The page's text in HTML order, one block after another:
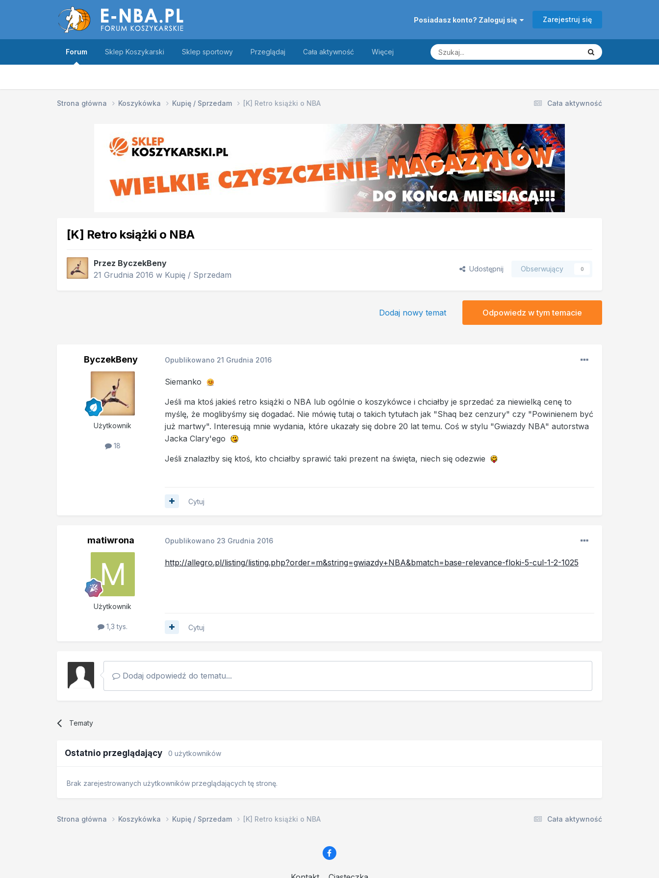
Posiadasz konto? Zaloguj się Zarejestruj się
Forum Sklep Koszykarski Sklep sportowy Przeglądaj Cała aktywność Więcej
Cała aktywność
Strona główna Koszykówka Kupię / Sprzedam [K] Retro książki o NBA
[K] Retro książki o NBA
Przez ByczekBeny
21 Grudnia 2016 w Kupię / Sprzedam
Udostępnij Obserwujący 0
Odpowiedz w tym temacie
Dodaj nowy temat
ByczekBeny
Użytkownik
18
Opublikowano 21 Grudnia 2016
Siemanko
Jeśli ma ktoś jakieś retro książki o NBA lub ogólnie o koszykówce i chciałby je sprzedać za niewielką cenę to
myślę, że moglibyśmy się dogadać. Nie mówię tutaj o takich tytułach jak "Shaq bez cenzury" czy "Powinienem być
już martwy". Interesują mnie wydania, które ukazały się dobre 20 lat temu. Coś w stylu "Gwiazdy NBA" autorstwa
Jacka Clary'ego
Jeśli znalazłby się ktoś, kto chciałby sprawić taki prezent na święta, niech się odezwie
Cytuj
matiwrona
Użytkownik
1,3 tys.
Opublikowano 23 Grudnia 2016
http://allegro.pl/listing/listing.php?order=m&string=gwiazdy+NBA&bmatch=base-relevance-floki-5-cul-1-2-1025
Cytuj
Dodaj odpowiedź do tematu...
Tematy
Ostatnio przeglądający 0 użytkowników
Brak zarejestrowanych użytkowników przeglądających tę stronę.
Cała aktywność
Strona główna Koszykówka Kupię / Sprzedam [K] Retro książki o NBA